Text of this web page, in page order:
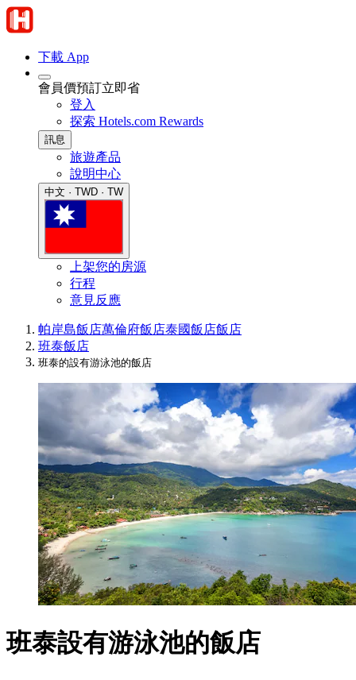
下載 App
會員價預訂立即省
登入
探索 Hotels.com Rewards
訊息
旅遊產品
說明中心
中文 · TWD · TW
上架您的房源
行程
意見反應
帕岸島飯店萬倫府飯店泰國飯店飯店
班泰飯店
班泰的設有游泳池的飯店
班泰設有游泳池的飯店